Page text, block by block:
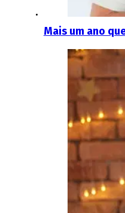
Mais um ano